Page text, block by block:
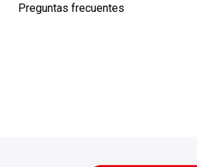
Preguntas frecuentes